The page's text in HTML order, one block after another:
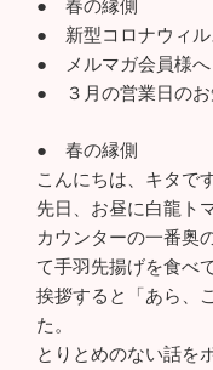
● 春の縁側
● 新型コロナウィル
● メルマガ会員様へ
● ３月の営業日のお
● 春の縁側
こんにちは、キタで
先日、お昼に白龍ト
カウンターの一番奥
て手羽先揚げを食べ
挨拶すると「あら、
た。
とりとめのない話を